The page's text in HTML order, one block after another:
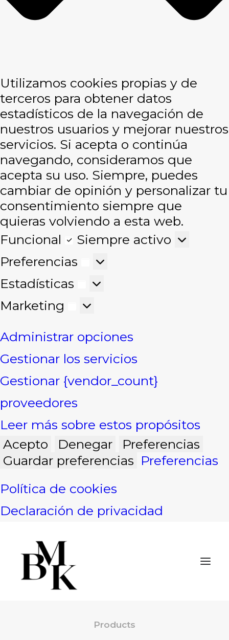
Utilizamos cookies propias y de
terceros para obtener datos
estadísticos de la navegación de
nuestros usuarios y mejorar nuestros
servicios. Si acepta o continúa
navegando, consideramos que
acepta su uso. Siempre, puedes
cambiar de opinión y personalizar tu
consentimiento siempre que
quieras volviendo a esta web.
Funcional
Funcional
Siempre activo
Preferencias
Preferencias
Estadísticas
Estadísticas
Marketing
Marketing
Administrar opciones
Gestionar los servicios
Gestionar {vendor_count}
proveedores
Leer más sobre estos propósitos
Acepto
Denegar
Preferencias
Guardar preferencias Preferencias
Política de cookies
Declaración de privacidad
Products